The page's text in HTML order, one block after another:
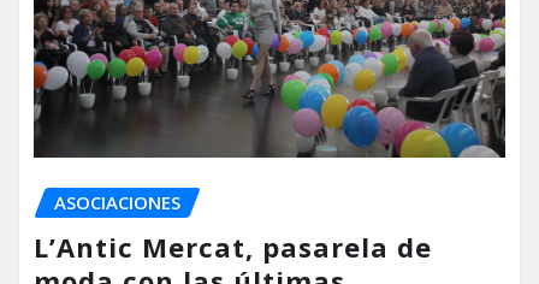
ASOCIACIONES
L’Antic Mercat, pasarela de